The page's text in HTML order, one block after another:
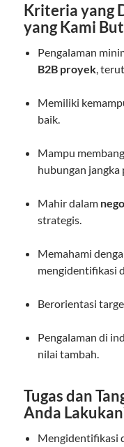
Kriteria yang
yang Kami
Pengalaman
B2B proyek,
Memiliki
baik.
Mampu
hubungan jangka
Mahir dalam
strategis.
Memahami
mengidentifikasi
Berorientasi
Pengalaman di
nilai tambah.
Tugas dan
Anda
Mengidentifikasi